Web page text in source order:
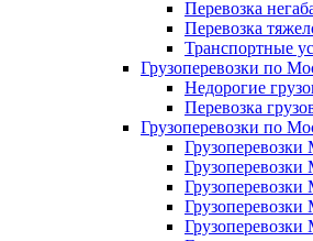
Перевозка
Перевозка
Транспортные
Грузоперевозки по
Недорогие
Перевозка
Грузоперевозки по
Грузоперевозки